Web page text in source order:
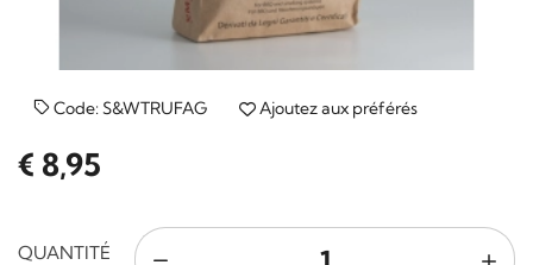
Code: S&WTRUFAG Ajoutez aux préférés
€ 8,95
QUANTITÉ